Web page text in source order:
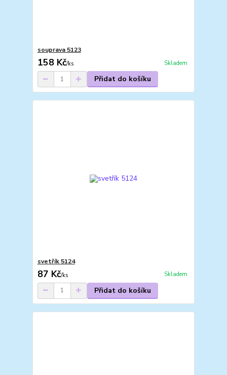
souprava 5123
158 Kč/ks Skladem
Přidat do košíku
svetřík 5124
87 Kč/ks Skladem
Přidat do košíku